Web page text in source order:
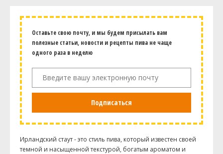
Оставьте свою почту, и мы будем присылать вам
полезные статьи, новости и рецепты пива не чаще
одного раза в неделю
Подписаться
Ирландский стаут - это стиль пива, который известен своей
темной и насыщенной текстурой, богатым ароматом и